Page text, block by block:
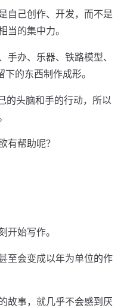
自己创作、开发，而不是
当的集中力。
手办、乐器、铁路模型、
的东西制作成形。
的头脑和手的行动，所以
有帮助呢？
开始写作。
至会变成以年为单位的作
故事，就几乎不会感到厌